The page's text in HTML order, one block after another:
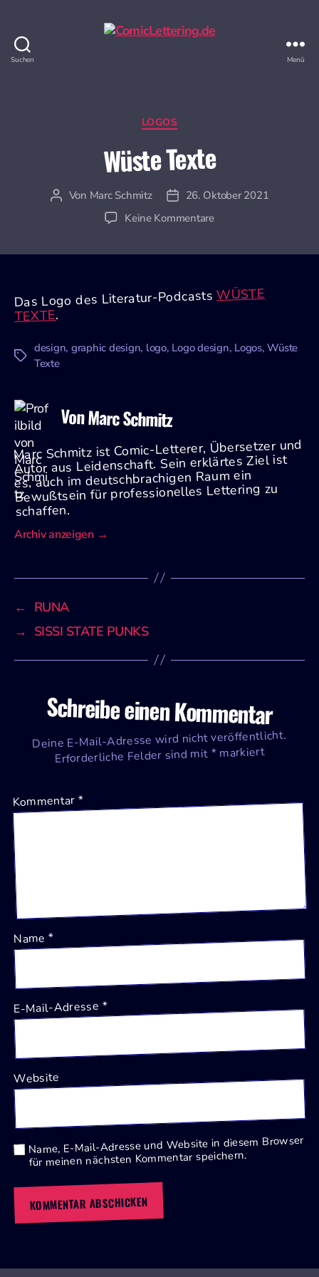
Suchen Menü
Kategorien
LOGOS
Wüste Texte
Beitragsautor
Von Marc Schmitz Veröffentlichungsdatum
26. Oktober 2021
Keine Kommentarezu
Das Logo des Literatur-PodcastsWÜSTE
TEXTE.
Schlagwörter
design, graphic design, logo, Logo design, Logos,Wüste
Texte
Von Marc Schmitz
Marc Schmitz ist Comic-Letterer, Übersetzer und
Autor aus Leidenschaft. Sein erklärtes Ziel ist
es, auch im deutschbrachigen Raum ein
Bewußtsein für professionelles Lettering zu
schaffen.
Archiv anzeigen →
← RUNA
→ SISSI STATE PUNKS
Schreibe einen Kommentar
Deine E-Mail-Adresse wird nicht veröffentlicht.
Erforderliche Felder sind mit *markiert
Kommentar*
Name*
E-Mail-Adresse *
Website
Name, E-Mail-Adresse und Website in diesem Browser
für meinen nächsten Kommentar speichern.